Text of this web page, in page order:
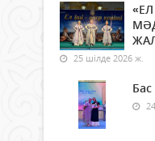
25 шілде 2026 ж.